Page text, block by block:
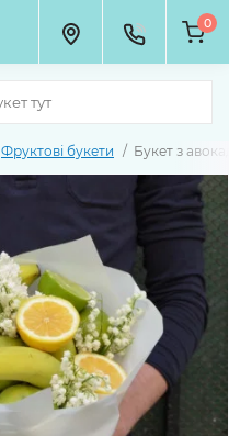
0
Фруктові букети Букет з